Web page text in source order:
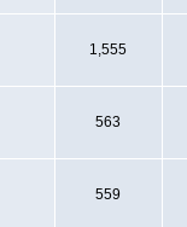
1,555
563
559